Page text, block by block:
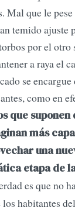
Mal que le
temido ajuste
por el otro
a raya el
se
como en
que suponen
más
una
etapa de
es que no
habitantes